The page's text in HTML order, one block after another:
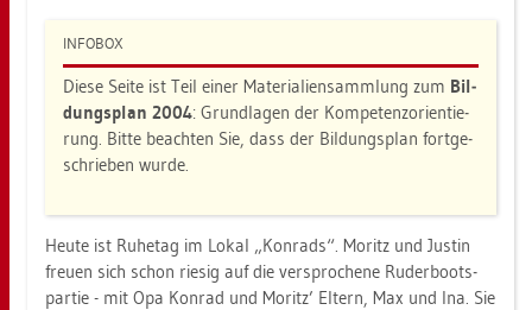
IN­FO­BOX
Diese Seite ist Teil einer Ma­te­ria­li­en­samm­lung zum Bil­
dungs­plan 2004: Grund­la­gen der Kom­pe­tenz­ori­en­tie­
rung. Bitte be­ach­ten Sie, dass der Bil­dungs­plan fort­ge­
schrie­ben wurde.
Heute ist Ru­he­tag im Lokal „Kon­rads“. Mo­ritz und Jus­tin
freu­en sich schon rie­sig auf die ver­spro­che­ne Ru­der­boots­
par­tie - mit Opa Kon­rad und Mo­ritz’ El­tern, Max und Ina. Sie